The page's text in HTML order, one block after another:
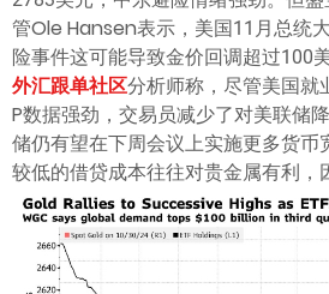
日本語
Tiếng việt
ไทย
管Ole Hansen表示，美国11月总统
险事件这可能导致金价回调超过100
外汇跟单社区分析师称，尽管美国就
P数据强劲，交易员减少了对美联储
储仍有望在下周会议上实施更多货币
较低的借贷成本往往对贵金属有利，